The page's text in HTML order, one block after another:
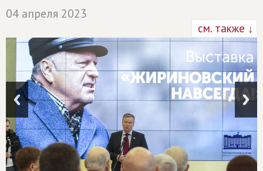
04 апреля 2023
см. также ↓